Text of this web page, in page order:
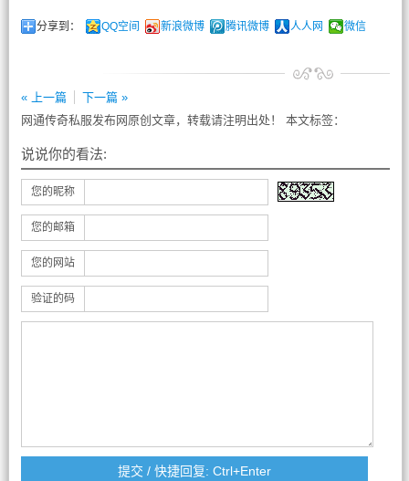
分享到： QQ空间 新浪微博 腾讯微博 人人网 微信
« 上一篇
下一篇 »
网通传奇私服发布网原创文章，转载请注明出处！ 本文标签：
说说你的看法:
您的昵称
您的邮箱
您的网站
验证的码